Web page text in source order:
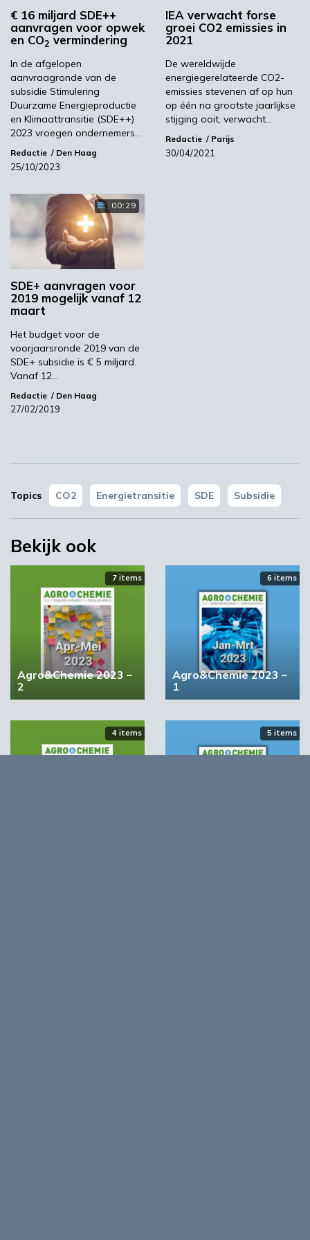
Beeld: Bilanol/Shutterstock
RVO.nl
Volgende
"Vervang conventionele kunststof in landbouw
door bioplastics"
YPACK project gestart in Spanje
‘Grote groeikansen Europese markt voor biobased
€ 16 miljard SDE++
aanvragen voor opwek
en CO2 vermindering
In de afgelopen
aanvraagronde van de
subsidie Stimulering
Duurzame Energieproductie
en Klimaattransitie (SDE++)
2023 vroegen ondernemers…
Redactie Den Haag
25/10/2023
IEA verwacht forse
groei CO2 emissies in
2021
De wereldwijde
energiegerelateerde CO2-
emissies stevenen af op hun
op één na grootste jaarlijkse
stijging ooit, verwacht…
Redactie Parijs
30/04/2021
00:29
SDE+ aanvragen voor
2019 mogelijk vanaf 12
maart
Het budget voor de
voorjaarsronde 2019 van de
SDE+ subsidie is € 5 miljard.
Vanaf 12…
Redactie Den Haag
27/02/2019
Topics CO2 Energietransitie SDE Subsidie
Bekijk ook
7 items
Agro&Chemie 2023 –
2
6 items
Agro&Chemie 2023 –
1
4 items 5 items